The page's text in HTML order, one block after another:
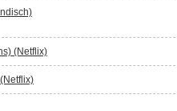
(Netflix)